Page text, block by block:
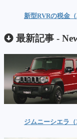
新型RVRの税金
最新記事 -
ジムニーシエラ